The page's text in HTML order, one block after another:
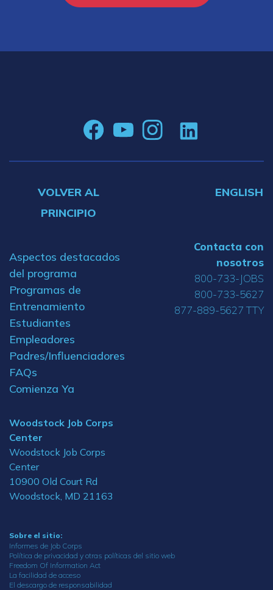
VOLVER AL
PRINCIPIO
ENGLISH
Aspectos destacados
del programa
Programas de
Entrenamiento
Estudiantes
Empleadores
Padres/Influenciadores
FAQs
Comienza Ya
Woodstock Job Corps
Center
Woodstock Job Corps
Center
10900 Old Court Rd
Woodstock, MD 21163
Contacta con
nosotros
800-733-JOBS
800-733-5627
877-889-5627 TTY
Sobre el sitio:
Informes de Job Corps
Política de privacidad y otras políticas del sitio web
Freedom Of Information Act
La facilidad de acceso
El descargo de responsabilidad